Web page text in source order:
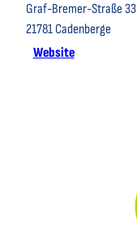
Graf-Bremer-Straße 33
21781 Cadenberge
Website